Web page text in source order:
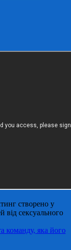
створено у
від сексуального
команду, яка його